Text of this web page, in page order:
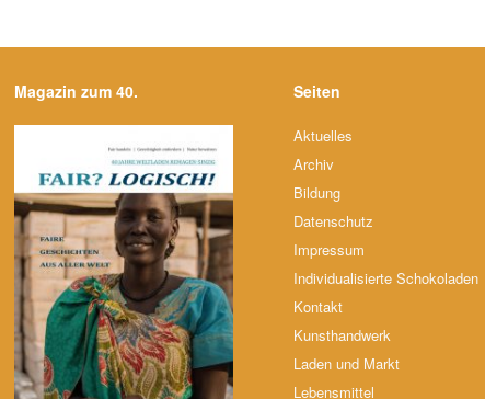
Magazin zum 40. Seiten
Aktuelles
Archiv
Bildung
Datenschutz
Impressum
Individualisierte Schokoladen
Kontakt
Kunsthandwerk
Laden und Markt
Lebensmittel